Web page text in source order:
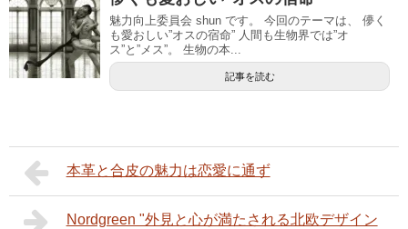
魅力向上委員会 shun です。 今回のテーマは、 儚く
も愛おしい”オスの宿命” 人間も生物界では”オ
ス”と”メス”。 生物の本...
記事を読む
本革と合皮の魅力は恋愛に通ず
Nordgreen "外見と心が満たされる北欧デザイン